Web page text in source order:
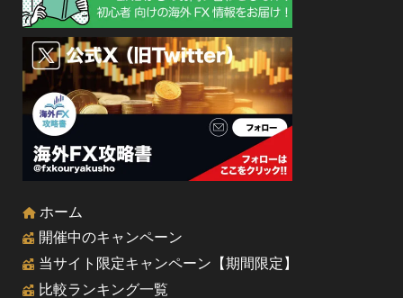
ホーム
開催中のキャンペーン
当サイト限定キャンペーン【期間限定】
比較ランキング一覧